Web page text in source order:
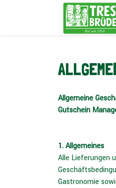
Allgemeine
Gutschein
1. Allgemeines
Alle Lieferungen
Gastronomie